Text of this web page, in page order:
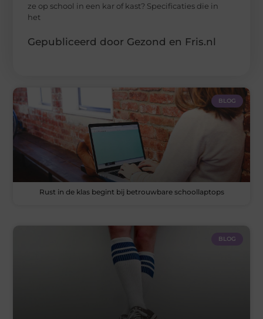
ze op school in een kar of kast? Specificaties die in
het
Gepubliceerd door Gezond en Fris.nl
BLOG
Rust in de klas begint bij betrouwbare schoollaptops
BLOG